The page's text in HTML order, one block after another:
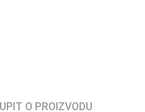
UPIT O PROIZVODU